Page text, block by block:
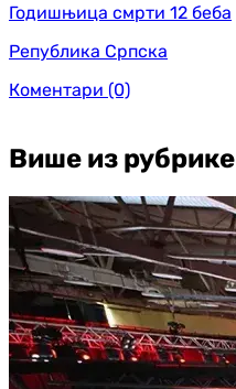
Годишњица смрти 12 беба
Република Српска
Коментари (0)
Више из рубрике